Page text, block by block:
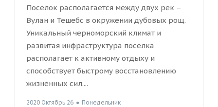
Поселок располагается между двух рек –
Вулан и Тешебс в окружении дубовых рощ.
Уникальный черноморский климат и
развитая инфраструктура поселка
располагает к активному отдыху и
способствует быстрому восстановлению
жизненных сил....
2020 Октябрь 26 ● Понедельник